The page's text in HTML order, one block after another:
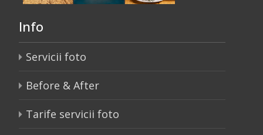
Info
Servicii foto
Before & After
Tarife servicii foto